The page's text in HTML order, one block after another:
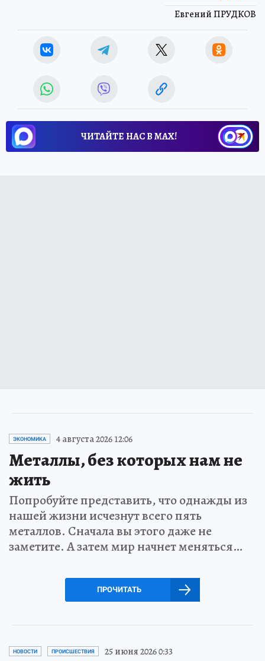
Евгений ПРУДКОВ
ЧИТАЙТЕ НАС В МАХ!
ЭКОНОМИКА 4 августа 2026 12:06
Металлы, без которых нам не
жить
Попробуйте представить, что однажды из
нашей жизни исчезнут всего пять
металлов. Сначала вы этого даже не
заметите. А затем мир начнет меняться…
ПРОЧИТАТЬ
НОВОСТИ ПРОИСШЕСТВИЯ 25 июня 2026 0:33